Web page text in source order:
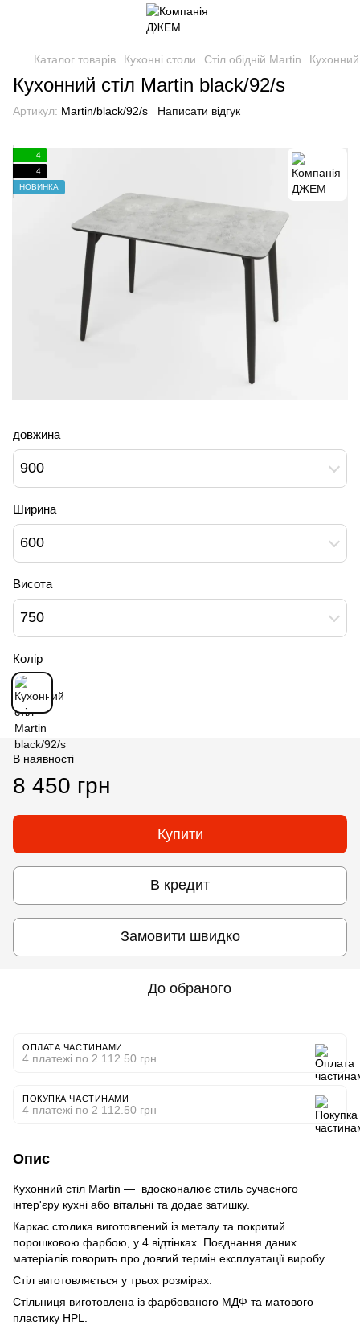
Каталог товарів Кухонні столи Стіл обідній Martin
Кухонний стіл Martin black/92/s
Артикул: Martin/black/92/s Написати відгук
4
4
НОВИНКА
довжина
900
Ширина
600
Висота
750
Колір
В наявності
8 450 грн
Купити
В кредит
Замовити швидко
До обраного
ОПЛАТА ЧАСТИНАМИ
4 платежі по 2 112.50 грн
ПОКУПКА ЧАСТИНАМИ
4 платежі по 2 112.50 грн
Опис
Кухонний стіл Martin — вдосконалює стиль сучасного
інтер'єру кухні або вітальні та додає затишку.
Каркас столика виготовлений із металу та покритий
порошковою фарбою, у 4 відтінках. Поєднання даних
матеріалів говорить про довгий термін експлуатації виробу.
Стіл виготовляється у трьох розмірах.
Стільниця виготовлена із фарбованого МДФ та матового
пластику HPL.